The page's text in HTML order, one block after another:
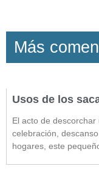
Más
Usos de los
El acto de
celebración,
hogares, este